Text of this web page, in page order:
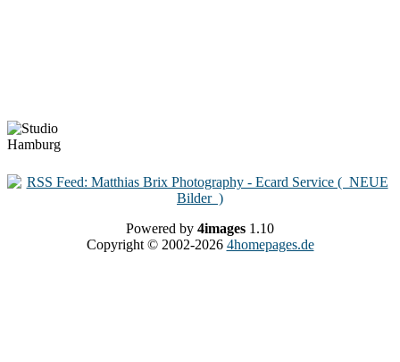
Powered by 4images 1.10
Copyright © 2002-2026 4homepages.de